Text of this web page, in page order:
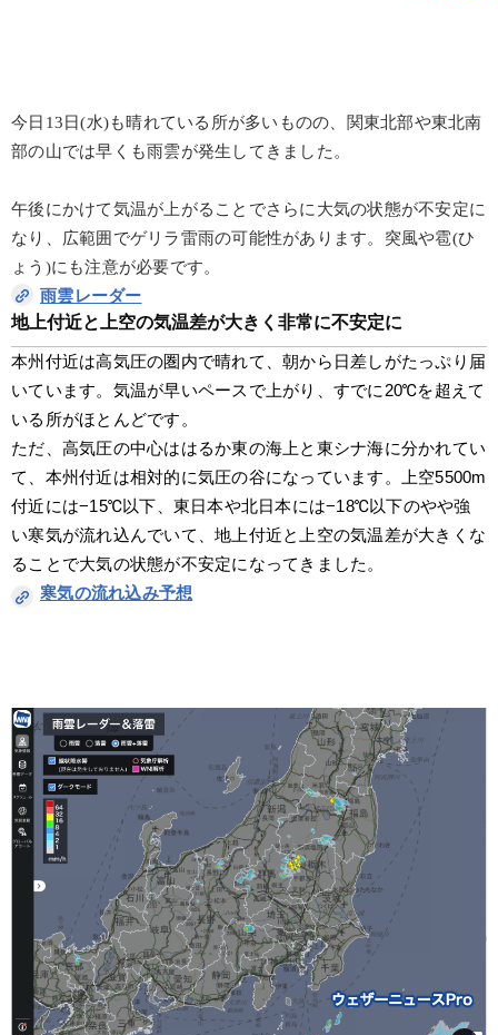
今日13日(水)も晴れている所が多いものの、関東北部や東北南
部の山では早くも雨雲が発生してきました。
午後にかけて気温が上がることでさらに大気の状態が不安定に
なり、広範囲でゲリラ雷雨の可能性があります。突風や雹(ひ
ょう)にも注意が必要です。
雨雲レーダー
地上付近と上空の気温差が大きく非常に不安定に
本州付近は高気圧の圏内で晴れて、朝から日差しがたっぷり届
いています。気温が早いペースで上がり、すでに20℃を超えて
いる所がほとんどです。
ただ、高気圧の中心ははるか東の海上と東シナ海に分かれてい
て、本州付近は相対的に気圧の谷になっています。上空5500m
付近には−15℃以下、東日本や北日本には−18℃以下のやや強
い寒気が流れ込んでいて、地上付近と上空の気温差が大きくな
ることで大気の状態が不安定になってきました。
寒気の流れ込み予想